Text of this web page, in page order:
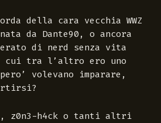
della cara vecchia WWZ
da Dante90, o ancora
di nerd senza vita
cui tra l’altro ero uno
volevano imparare,
z0n3-h4ck o tanti altri